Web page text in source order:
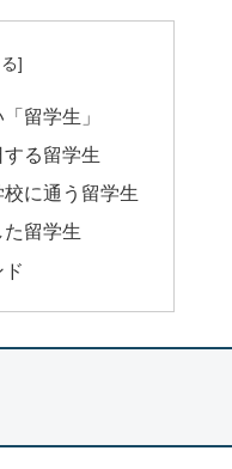
留学生」
る留学生
に通う留学生
留学生